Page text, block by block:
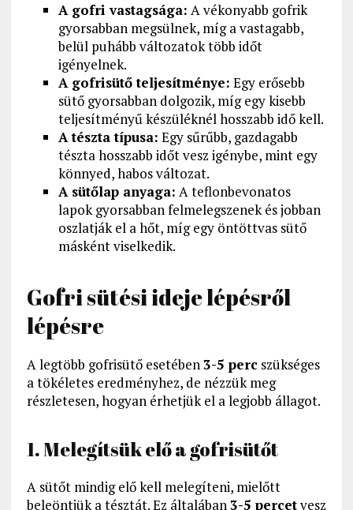
A gofri vastagsága: A vékonyabb gofrik
gyorsabban megsülnek, míg a vastagabb,
belül puhább változatok több időt
igényelnek.
A gofrisütő teljesítménye: Egy erősebb
sütő gyorsabban dolgozik, míg egy kisebb
teljesítményű készüléknél hosszabb idő kell.
A tészta típusa: Egy sűrűbb, gazdagabb
tészta hosszabb időt vesz igénybe, mint egy
könnyed, habos változat.
A sütőlap anyaga: A teflonbevonatos
lapok gyorsabban felmelegszenek és jobban
oszlatják el a hőt, míg egy öntöttvas sütő
másként viselkedik.
Gofri sütési ideje lépésről
lépésre
A legtöbb gofrisütő esetében3-5 percszükséges
a tökéletes eredményhez, de nézzük meg
részletesen, hogyan érhetjük el a legjobb állagot.
1. Melegítsük elő a gofrisütőt
A sütőt mindig elő kell melegíteni, mielőtt
beleöntjük a tésztát. Ez általában3-5 percetvesz